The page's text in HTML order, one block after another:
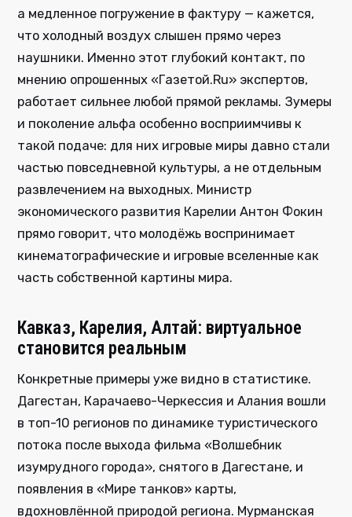
а медленное погружение в фактуру — кажется,
что холодный воздух слышен прямо через
наушники. Именно этот глубокий контакт, по
мнению опрошенных «Газетой.Ru» экспертов,
работает сильнее любой прямой рекламы. Зумеры
и поколение альфа особенно восприимчивы к
такой подаче: для них игровые миры давно стали
частью повседневной культуры, а не отдельным
развлечением на выходных. Министр
экономического развития Карелии Антон Фокин
прямо говорит, что молодёжь воспринимает
кинематографические и игровые вселенные как
часть собственной картины мира.
Кавказ, Карелия, Алтай: виртуальное
становится реальным
Конкретные примеры уже видно в статистике.
Дагестан, Карачаево-Черкессия и Алания вошли
в топ-10 регионов по динамике туристического
потока после выхода фильма «Волшебник
изумрудного города», снятого в Дагестане, и
появления в «Мире танков» карты,
вдохновлённой природой региона. Мурманская